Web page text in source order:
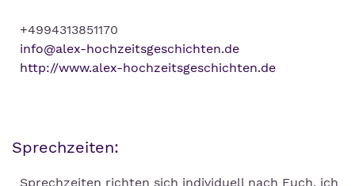
+4994313851170
info@alex-hochzeitsgeschichten.de
http://www.alex-hochzeitsgeschichten.de
Sprechzeiten:
Sprechzeiten richten sich individuell nach Euch, ich